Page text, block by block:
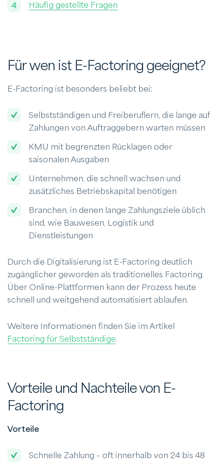
Häufig gestellte Fragen
Für wen ist E-Factoring geeignet?
E-Factoring ist besonders beliebt bei:
Selbstständigen und Freiberuflern, die lange auf
Zahlungen von Auftraggebern warten müssen
KMU mit begrenzten Rücklagen oder
saisonalen Ausgaben
Unternehmen, die schnell wachsen und
zusätzliches Betriebskapital benötigen
Branchen, in denen lange Zahlungsziele üblich
sind, wie Bauwesen, Logistik und
Dienstleistungen
Durch die Digitalisierung ist E-Factoring deutlich
zugänglicher geworden als traditionelles Factoring.
Über Online-Plattformen kann der Prozess heute
schnell und weitgehend automatisiert ablaufen.
Weitere Informationen finden Sie im Artikel
Factoring für Selbstständige.
Vorteile und Nachteile von E-
Factoring
Vorteile
Schnelle Zahlung – oft innerhalb von 24 bis 48